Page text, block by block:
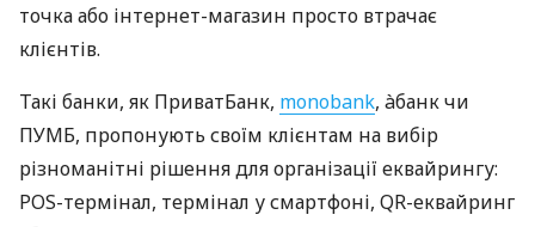
точка або інтернет-магазин просто втрачає
клієнтів.
Такі банки, як ПриватБанк, monobank, àбанк чи
ПУМБ, пропонують своїм клієнтам на вибір
різноманітні рішення для організації еквайрингу:
POS-термінал, термінал у смартфоні, QR-еквайринг